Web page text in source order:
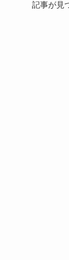
記事が見